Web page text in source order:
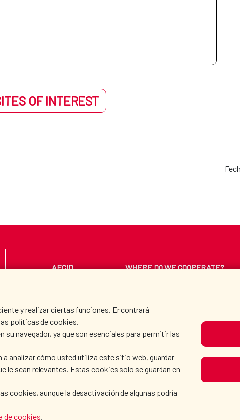
OF INTEREST
y realizar ciertas funciones. Encontrará
políticas de cookies.
su navegador, ya que son esenciales para permitir las
a analizar cómo usted utiliza este sitio web, guardar
le sean relevantes. Estas cookies solo se guardan en
cookies, aunque la desactivación de algunas podría
de cookies.
AECID WHERE DO WE COOPERATE?
PRESS ROOM CULTURE AND SCIENCE
OUR
POLICY |